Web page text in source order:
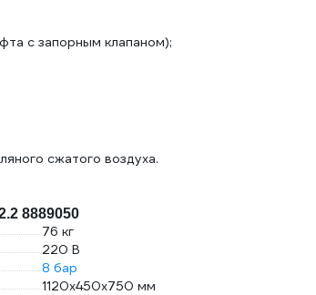
с запорным клапаном);
сжатого воздуха.
8889050
76 кг
220 В
8 бар
1120x450x750 мм